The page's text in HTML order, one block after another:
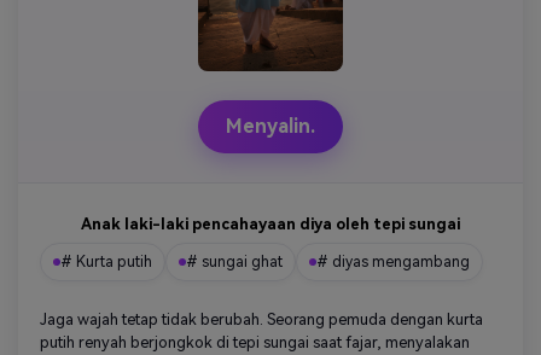
Menyalin.
Anak laki-laki pencahayaan diya oleh tepi sungai
# Kurta putih # sungai ghat # diyas mengambang
Jaga wajah tetap tidak berubah. Seorang pemuda dengan kurta
putih renyah berjongkok di tepi sungai saat fajar, menyalakan